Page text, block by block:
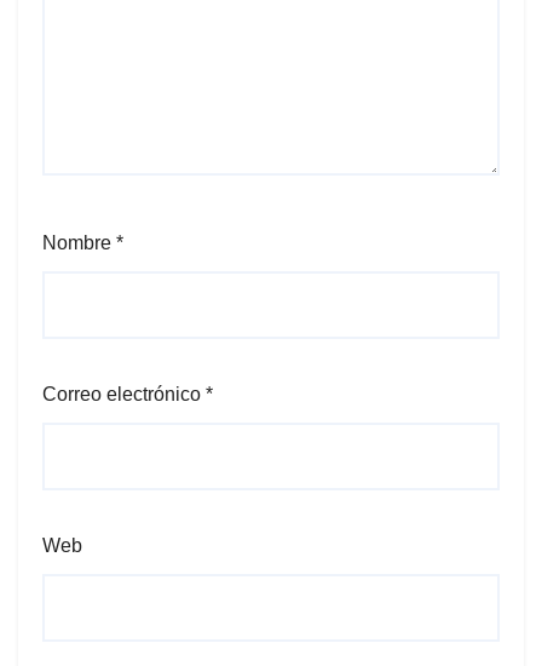
Nombre *
Correo electrónico *
Web